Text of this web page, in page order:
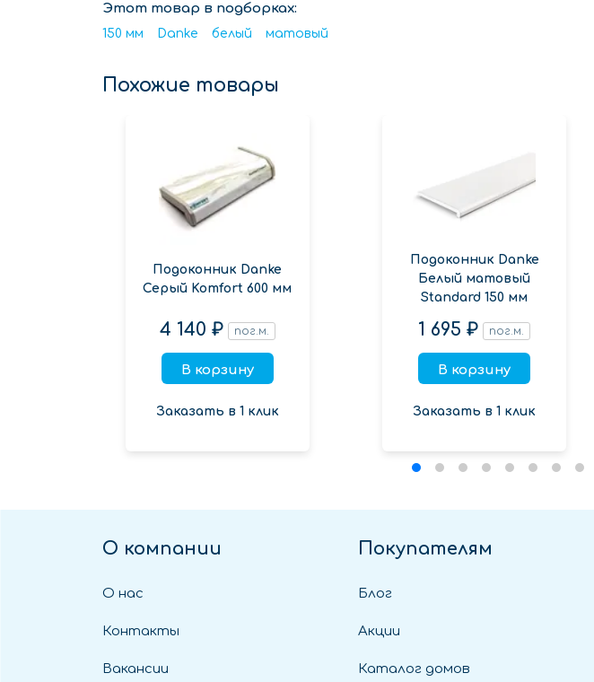
Этот товар в подборках:
150 мм Danke белый матовый
Похожие товары
Подоконник Danke
Серый Komfort 600 мм
4 140 ₽ пог.м.
В корзину
Заказать в 1 клик
Подоконник Danke
Белый матовый
Standard 150 мм
1 695 ₽ пог.м.
В корзину
Заказать в 1 клик
О компании
О нас
Контакты
Вакансии
Покупателям
Блог
Акции
Каталог домов